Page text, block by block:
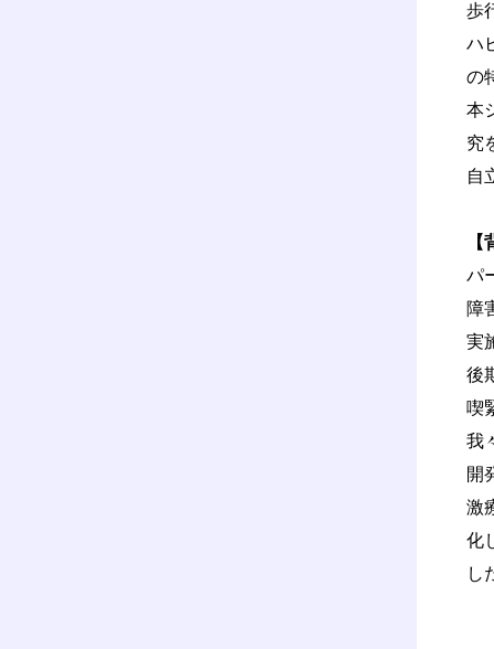
歩
ハ
の
本
究
自
【
パ
障
実
後
喫
我
開
激
化
し